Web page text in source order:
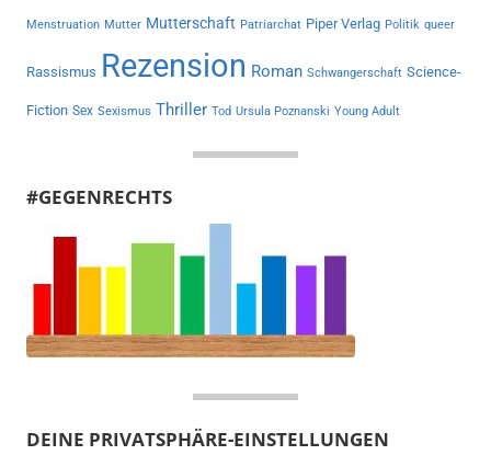
Menstruation Mutter Mutterschaft Patriarchat Piper Verlag Politik queer
Rassismus Rezension Roman Schwangerschaft Science-
Fiction Sex Sexismus Thriller Tod Ursula Poznanski Young Adult
#GEGENRECHTS
DEINE PRIVATSPHÄRE-EINSTELLUNGEN